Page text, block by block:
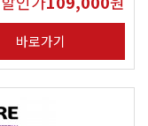
바로가기